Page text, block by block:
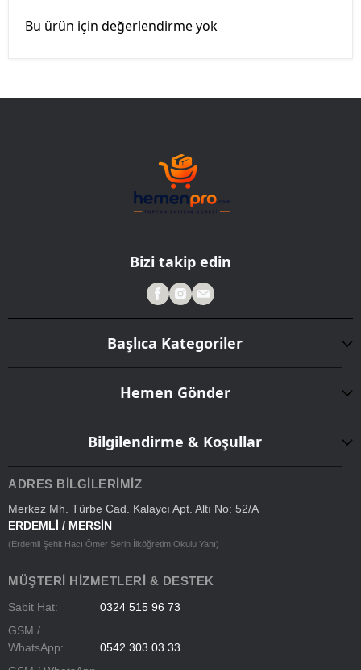
Bu ürün için değerlendirme yok
Bizi takip edin
Başlıca Kategoriler
Hemen Gönder
Bilgilendirme & Koşullar
ADRES BILGILERIMIZ
Merkez Mh. Türbe Cad. Kalaycı Apt. Altı No: 52/A
ERDEMLİ / MERSİN
(Erdemli Şehit Hacı Ömer Serin İlköğretim Okulu Yanı)
MÜŞTERI HIZMETLERI & DESTEK
Sabit Hat:
0324 515 96 73
GSM /
WhatsApp:
0542 303 03 33